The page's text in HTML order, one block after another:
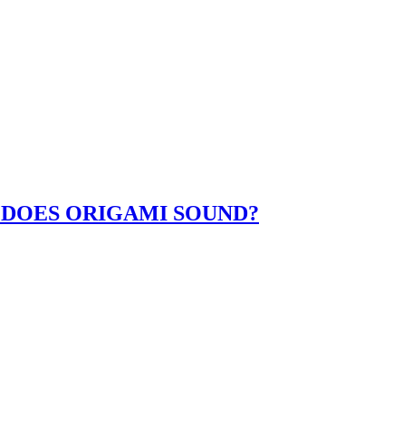
ORIGAMI SOUND?